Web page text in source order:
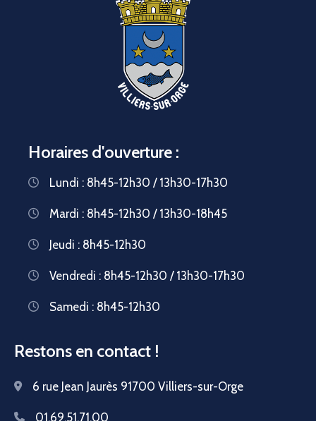
Horaires d'ouverture :
Lundi : 8h45-12h30 / 13h30-17h30
Mardi : 8h45-12h30 / 13h30-18h45
Jeudi : 8h45-12h30
Vendredi : 8h45-12h30 / 13h30-17h30
Samedi : 8h45-12h30
Restons en contact !
6 rue Jean Jaurès 91700 Villiers-sur-Orge
01.69.51.71.00